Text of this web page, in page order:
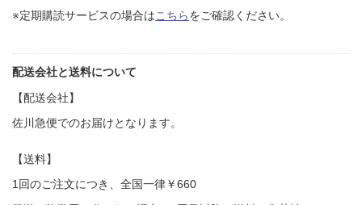
※定期購読サービスの場合はこちらをご確認ください。
配送会社と送料について
【配送会社】
佐川急便でのお届けとなります。
【送料】
1回のご注文につき、全国一律￥660